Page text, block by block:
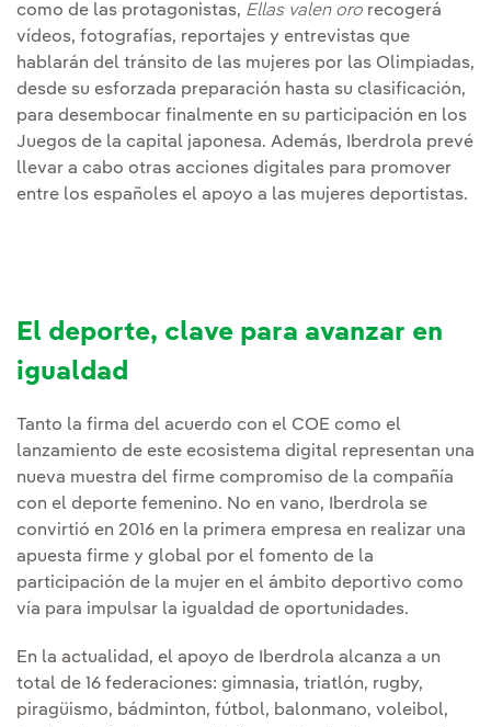
como de las protagonistas, Ellas valen oro recogerá
vídeos, fotografías, reportajes y entrevistas que
hablarán del tránsito de las mujeres por las Olimpiadas,
desde su esforzada preparación hasta su clasificación,
para desembocar finalmente en su participación en los
Juegos de la capital japonesa. Además, Iberdrola prevé
llevar a cabo otras acciones digitales para promover
entre los españoles el apoyo a las mujeres deportistas.
El deporte, clave para avanzar en
igualdad
Tanto la firma del acuerdo con el COE como el
lanzamiento de este ecosistema digital representan una
nueva muestra del firme compromiso de la compañía
con el deporte femenino. No en vano, Iberdrola se
convirtió en 2016 en la primera empresa en realizar una
apuesta firme y global por el fomento de la
participación de la mujer en el ámbito deportivo como
vía para impulsar la igualdad de oportunidades.
En la actualidad, el apoyo de Iberdrola alcanza a un
total de 16 federaciones: gimnasia, triatlón, rugby,
piragüismo, bádminton, fútbol, balonmano, voleibol,